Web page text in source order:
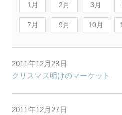
1月 2月 3月
7月 9月 10月
2011年12月28日
クリスマス明けのマーケット
2011年12月27日